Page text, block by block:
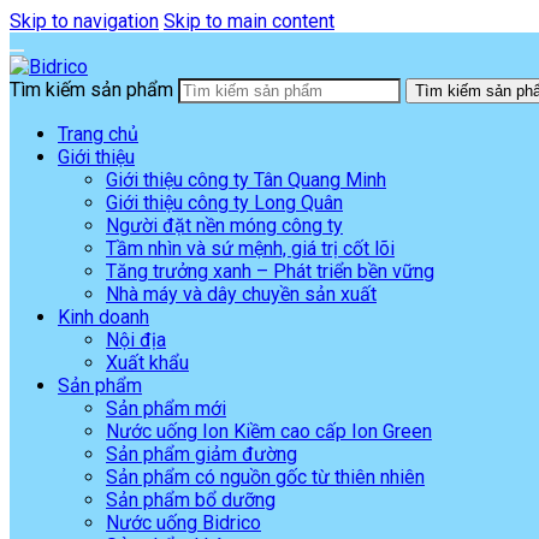
Skip to navigation Skip to main content
Tìm kiếm sản phẩm Tìm kiếm sản
Trang chủ
Giới thiệu
Giới thiệu công ty Tân Quang Minh
Giới thiệu công ty Long Quân
Người đặt nền móng công ty
Tầm nhìn và sứ mệnh, giá trị cốt lõi
Tăng trưởng xanh – Phát triển bền vững
Nhà máy và dây chuyền sản xuất
Kinh doanh
Nội địa
Xuất khẩu
Sản phẩm
Sản phẩm mới
Nước uống Ion Kiềm cao cấp Ion Green
Sản phẩm giảm đường
Sản phẩm có nguồn gốc từ thiên nhiên
Sản phẩm bổ dưỡng
Nước uống Bidrico